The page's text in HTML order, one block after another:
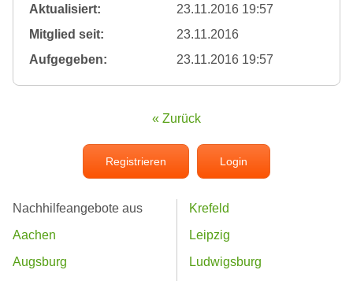
Aktualisiert:
23.11.2016 19:57
Mitglied seit:
23.11.2016
Aufgegeben:
23.11.2016 19:57
« Zurück
Registrieren Login
Nachhilfeangebote aus
Aachen
Augsburg
Krefeld
Leipzig
Ludwigsburg